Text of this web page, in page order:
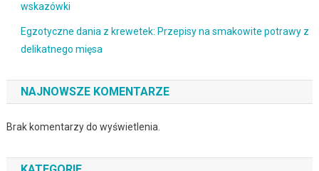
wskazówki
Egzotyczne dania z krewetek: Przepisy na smakowite potrawy z
delikatnego mięsa
NAJNOWSZE KOMENTARZE
Brak komentarzy do wyświetlenia.